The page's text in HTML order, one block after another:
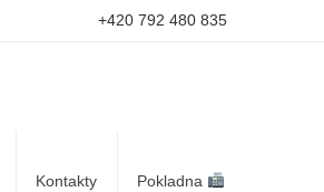
+420 792 480 835
Kontakty Pokladna